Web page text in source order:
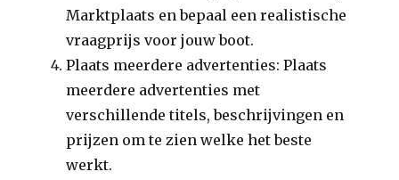
Marktplaats en bepaal een realistische
vraagprijs voor jouw boot.
Plaats meerdere advertenties: Plaats
meerdere advertenties met
verschillende titels, beschrijvingen en
prijzen om te zien welke het beste
werkt.